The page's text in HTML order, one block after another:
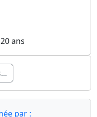
20 ans
par :